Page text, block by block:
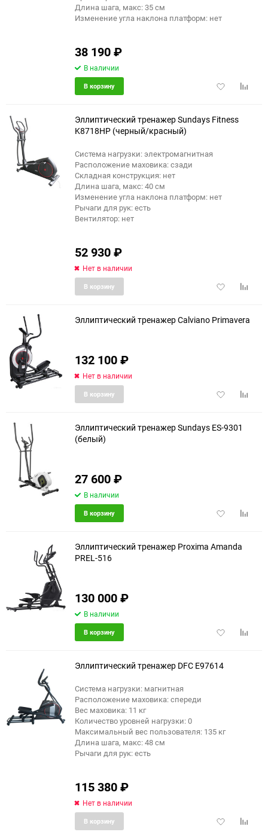
Длина шага, макс: 35 см
Изменение угла наклона платформ: нет
38 190₽
В наличии
Добавить
В корзину
Эллиптический тренажер Sundays Fitness
K8718HP (черный/красный)
Система нагрузки: электромагнитная
Расположение маховика: сзади
Складная конструкция: нет
Длина шага, макс: 40 см
Изменение угла наклона платформ: нет
Рычаги для рук: есть
Вентилятор: нет
52 930₽
Нет в наличии
Добавить
В корзину
Эллиптический тренажер Calviano Primavera
132 100₽
Нет в наличии
Добавить
В корзину
еще 3 фото
Эллиптический тренажер Sundays ES-9301
(белый)
27 600₽
В наличии
Добавить
В корзину
Эллиптический тренажер Proxima Amanda
PREL-516
130 000₽
В наличии
Добавить
В корзину
Эллиптический тренажер DFC E97614
Система нагрузки: магнитная
Расположение маховика: спереди
Вес маховика: 11 кг
Количество уровней нагрузки: 0
Максимальный вес пользователя: 135 кг
Длина шага, макс: 48 см
Рычаги для рук: есть
115 380₽
Нет в наличии
Добавить
В корзину